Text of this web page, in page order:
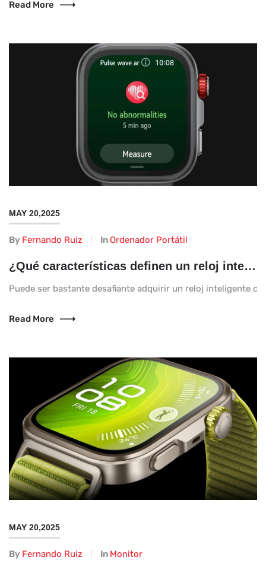
Read More
MAY 20,2025
By Fernando Ruiz In Ordenador Portátil
¿Qué características definen un reloj inteligente para hombres en 2025?
Puede ser bastante desafiante adquirir un reloj inteligente
Read More
MAY 20,2025
By Fernando Ruiz In Monitor